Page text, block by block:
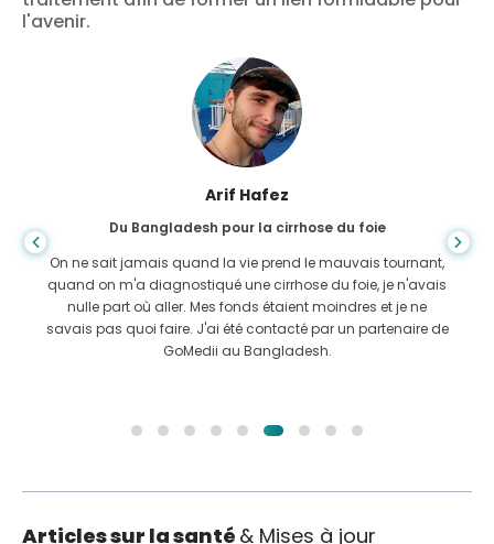
l'avenir.
Arif Hafez
Du Bangladesh pour la cirrhose du foie
On ne sait jamais quand la vie prend le mauvais tournant,
quand on m'a diagnostiqué une cirrhose du foie, je n'avais
nulle part où aller. Mes fonds étaient moindres et je ne
savais pas quoi faire. J'ai été contacté par un partenaire de
GoMedii au Bangladesh.
Articles sur la santé & Mises à jour